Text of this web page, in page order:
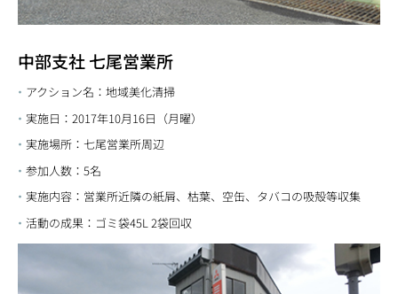
中部支社 七尾営業所
アクション名：地域美化清掃
実施日：2017年10月16日（月曜）
実施場所：七尾営業所周辺
参加人数：5名
実施内容：営業所近隣の紙屑、枯葉、空缶、タバコの吸殻等収集
活動の成果：ゴミ袋45L 2袋回収